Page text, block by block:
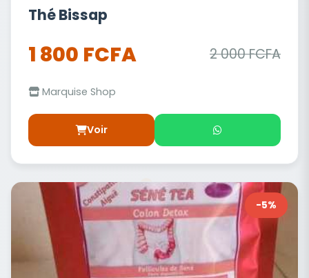
Thé Bissap
1 800 FCFA 2 000 FCFA
Marquise Shop
Voir
-5%